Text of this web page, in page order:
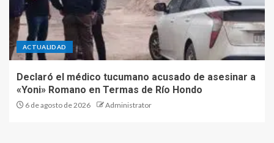
ACTUALIDAD
Declaró el médico tucumano acusado de asesinar a
«Yoni» Romano en Termas de Río Hondo
6 de agosto de 2026 Administrator